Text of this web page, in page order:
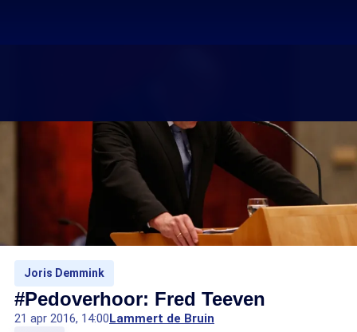
Joris Demmink
#Pedoverhoor: Fred Teeven
21 apr 2016, 14:00Lammert de Bruin